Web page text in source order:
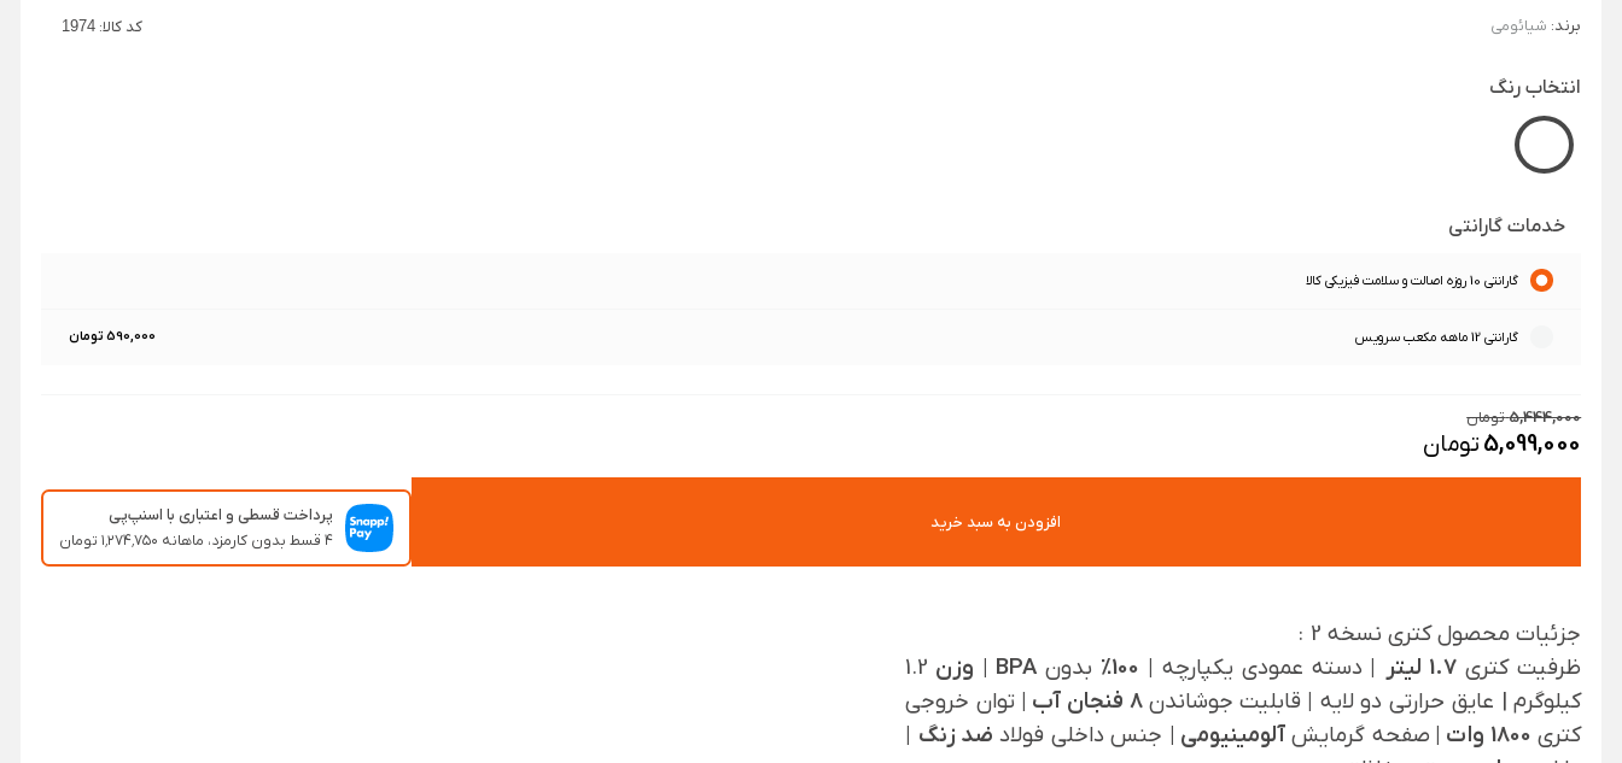
برند: شیائومی کد کالا:1974
انتخاب رنگ
خدمات گارانتی
گارانتی 10 روزه اصالت و سلامت فیزیکی کالا
گارانتی 12 ماهه مکعب سرویس 590,000 تومان
5,444,000تومان
5,099,000تومان
افزودن به سبد خرید پرداخت قسطی و اعتباری با اسنپ‌پی
۴ قسط بدون کارمزد، ماهانه ۱٬۲۷۴٬۷۵۰ تومان
جزئیات محصول کتری نسخه 2 :
ظرفیت کتری1.7 لیتر | دسته عمودی یکپارچه |
100% بدونBPA | وزن 1.2
کیلوگرم | عایق حرارتی دو لایه | قابلیت جوشاندن 8 فنجان آب |
توان خروجی
کتری 1800 وات | صفحه گرمایشآلومینیومی | جنس داخلی فولاد ضد زنگ |